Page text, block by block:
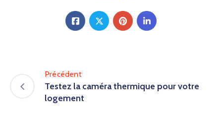
Précédent
Testez la caméra thermique pour votre
logement